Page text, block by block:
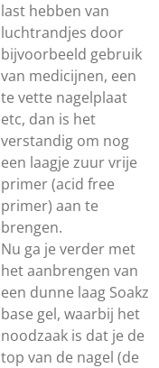
last hebben van
luchtrandjes door
bijvoorbeeld gebruik
van medicijnen, een
te vette nagelplaat
etc, dan is het
verstandig om nog
een laagje zuur vrije
primer (acid free
primer) aan te
brengen.
Nu ga je verder met
het aanbrengen van
een dunne laag Soakz
base gel, waarbij het
noodzaak is dat je de
top van de nagel (de